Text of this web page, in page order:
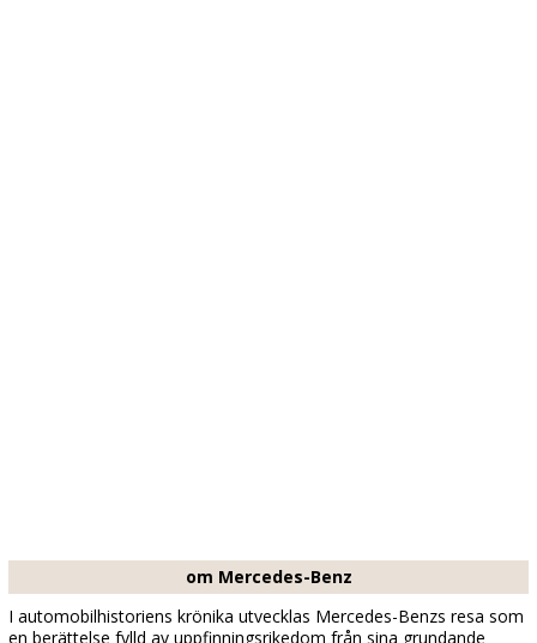
om Mercedes-Benz
I automobilhistoriens krönika utvecklas Mercedes-Benzs resa som
en berättelse fylld av uppfinningsrikedom från sina grundande